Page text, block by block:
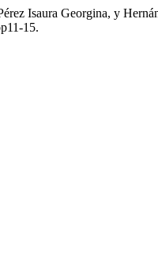
Isaura Georgina, y
15.